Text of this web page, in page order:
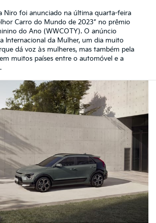
Niro foi anunciado na última quarta-feira
Carro do Mundo de 2023” no prêmio
do Ano (WWCOTY). O anúncio
Internacional da Mulher, um dia muito
dá voz às mulheres, mas também pela
muitos países entre o automóvel e a